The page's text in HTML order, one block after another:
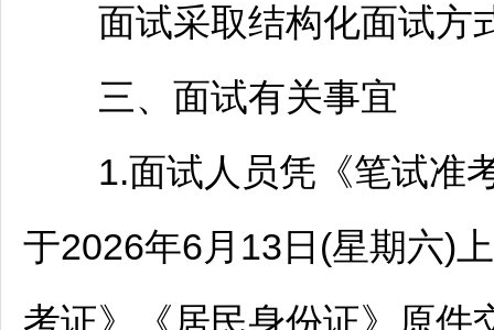
面试采取结构化面试方
三、面试有关事宜
1.面试人员凭《笔试准考
于2026年6月13日(星期六)
考证》《居民身份证》原件